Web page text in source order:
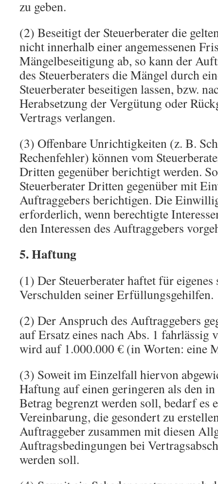
zu geben.
(2) Beseitigt der Steuerberater die
nicht innerhalb einer angemessenen
Mängelbeseitigung ab, so kann der
des Steuerberaters die Mängel durch
Steuerberater beseitigen lassen, bzw.
Herabsetzung der Vergütung oder
Vertrags verlangen.
(3) Offenbare Unrichtigkeiten (z. B.
Rechenfehler) können vom
Dritten gegenüber berichtigt werden.
Steuerberater Dritten gegenüber mit
Auftraggebers berichtigen. Die
erforderlich, wenn berechtigte
den Interessen des Auftraggebers
5. Haftung
(1) Der Steuerberater haftet für
Verschulden seiner Erfüllungsgehilfen.
(2) Der Anspruch des Auftraggebers
auf Ersatz eines nach Abs. 1 fahrlässig
wird auf 1.000.000 € (in Worten: eine
(3) Soweit im Einzelfall hiervon
Haftung auf einen geringeren als den
Betrag begrenzt werden soll, bedarf es
Vereinbarung, die gesondert zu
Auftraggeber zusammen mit diesen
Auftragsbedingungen bei
werden soll.